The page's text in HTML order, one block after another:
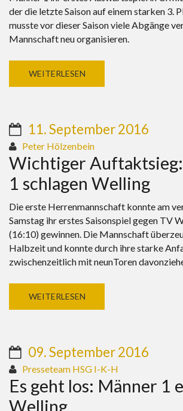
der die letzte Saison auf einem starken 3.
musste vor dieser Saison viele Abgänge
Mannschaft neu organisieren.
WEITERLESEN
11. September 2016
Peter Hölzenbein
Wichtiger
1 schlagen Welling
Die erste Herrenmannschaft konnte am
Samstag ihr erstes Saisonspiel gegen TV
(16:10) gewinnen. Die Mannschaft
Halbzeit und konnte durch ihre starke
zwischenzeitlich mit neunToren
WEITERLESEN
09. September 2016
Presseteam HSG I-K-H
Es geht los: Männer 1
Welling